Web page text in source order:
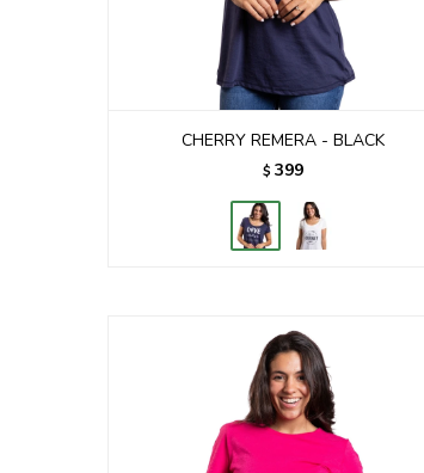
CHERRY REMERA - BLACK
$ 399